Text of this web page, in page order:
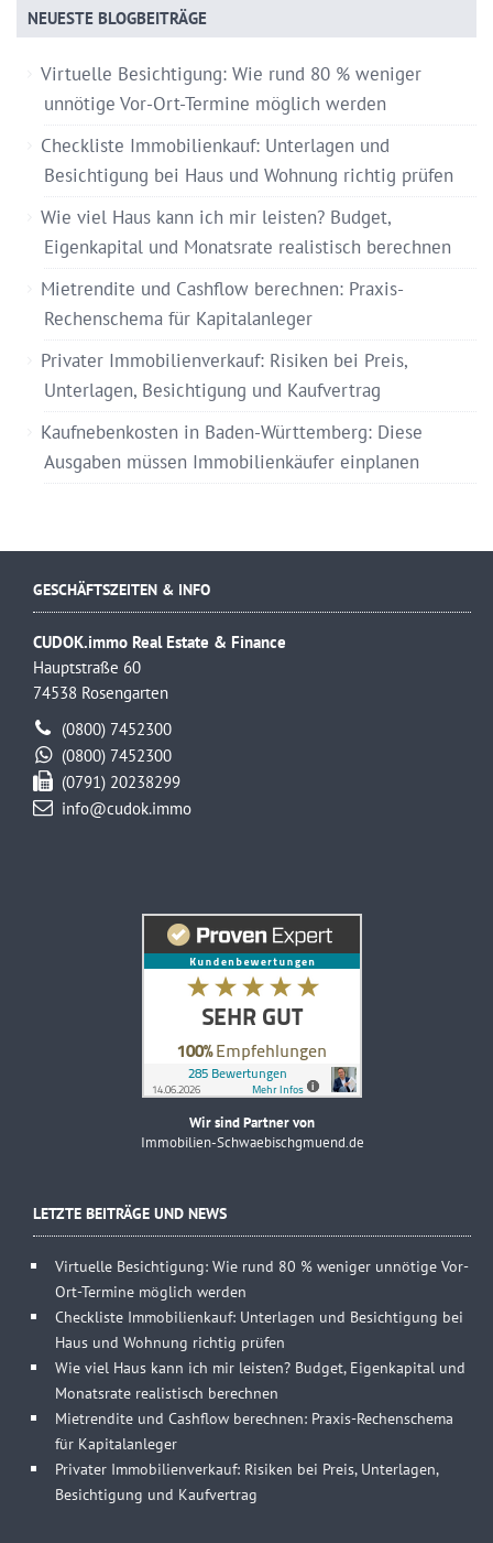
NEUESTE BLOGBEITRÄGE
Virtuelle Besichtigung: Wie rund 80 % weniger
unnötige Vor-Ort-Termine möglich werden
Checkliste Immobilienkauf: Unterlagen und
Besichtigung bei Haus und Wohnung richtig prüfen
Wie viel Haus kann ich mir leisten? Budget,
Eigenkapital und Monatsrate realistisch berechnen
Mietrendite und Cashflow berechnen: Praxis-
Rechenschema für Kapitalanleger
Privater Immobilienverkauf: Risiken bei Preis,
Unterlagen, Besichtigung und Kaufvertrag
Kaufnebenkosten in Baden-Württemberg: Diese
Ausgaben müssen Immobilienkäufer einplanen
GESCHÄFTSZEITEN & INFO
CUDOK.immo Real Estate & Finance
Hauptstraße 60
74538 Rosengarten
(0800) 7452300
(0800) 7452300
(0791) 20238299
info@cudok.immo
Wir sind Partner von
Immobilien-Schwaebischgmuend.de
LETZTE BEITRÄGE UND NEWS
Virtuelle Besichtigung: Wie rund 80 % weniger unnötige Vor-
Ort-Termine möglich werden
Checkliste Immobilienkauf: Unterlagen und Besichtigung bei
Haus und Wohnung richtig prüfen
Wie viel Haus kann ich mir leisten? Budget, Eigenkapital und
Monatsrate realistisch berechnen
Mietrendite und Cashflow berechnen: Praxis-Rechenschema
für Kapitalanleger
Privater Immobilienverkauf: Risiken bei Preis, Unterlagen,
Besichtigung und Kaufvertrag